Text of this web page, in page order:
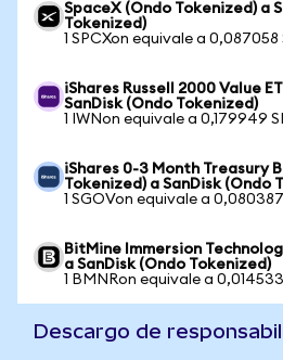
SpaceX (Ondo Tokenized) a
Tokenized)
1 SPCXon equivale a 0,087058
iShares Russell 2000 Value
SanDisk (Ondo Tokenized)
1 IWNon equivale a 0,179949
iShares 0-3 Month Treasury
Tokenized) a SanDisk (Ondo
1 SGOVon equivale a
BitMine Immersion
a SanDisk (Ondo Tokenized)
1 BMNRon equivale a
Descargo de